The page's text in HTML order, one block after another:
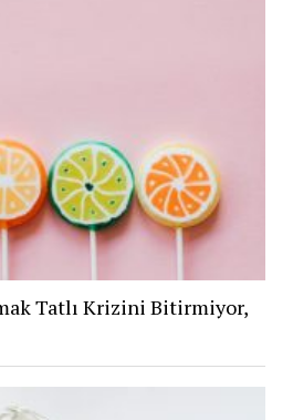
Tatlı Krizini Bitirmiyor,